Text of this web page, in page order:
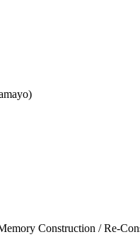
Construction / Re-